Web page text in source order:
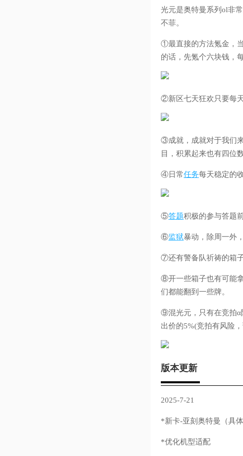
光元是奥特曼系列ol非
不菲。
①最直接的方法氪金，
的话，先氪个六块钱，
②新区七天狂欢只要每
③成就，成就对于我们
目，积累起来也有四位
④日常任务每天稳定的
⑤答题积极的参与答题
⑥监狱暴动，除周一外
⑦还有警备队祈祷的箱
⑧开一些箱子也有可能
们都能翻到一些牌。
⑨混光元，只有在竞拍α
出价的5%(竞拍有风险
版本更新
2025-7-21
*新卡-亚刻奥特曼（具
*优化机型适配